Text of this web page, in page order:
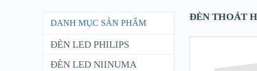
ĐÈN THOÁT
DANH MỤC SẢN PHẨM
ĐÈN LED PHILIPS
ĐÈN LED NIINUMA